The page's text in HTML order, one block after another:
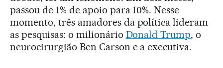
passou de 1% de apoio para 10%. Nesse
momento, três amadores da política lideram
as pesquisas: o milionário Donald Trump, o
neurocirurgião Ben Carson e a executiva.